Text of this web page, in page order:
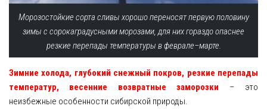
Морозостойкие сорта сливы хорошо переносят первую половину
зимы с сорокаградусными морозами, для них гораздо опаснее
резкие перепады температуры в феврале–марте.
Зимние холода, глубокий снежный покров, резкие перепады
температур, весенние возвратные заморозки – это
неизбежные особенности сибирской природы.